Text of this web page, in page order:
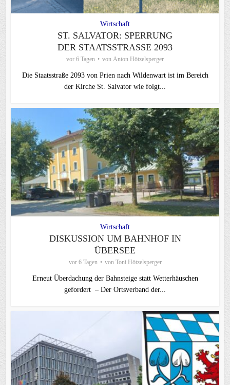
Wirtschaft
ST. SALVATOR: SPERRUNG
DER STAATSSTRASSE 2093
vor 6 Tagen von Anton Hötzelsperger
Die Staatsstraße 2093 von Prien nach Wildenwart ist im Bereich
der Kirche St. Salvator wie folgt...
Wirtschaft
DISKUSSION UM BAHNHOF IN
ÜBERSEE
vor 6 Tagen von Toni Hötzelsperger
Erneut Überdachung der Bahnsteige statt Wetterhäuschen
gefordert – Der Ortsverband der...